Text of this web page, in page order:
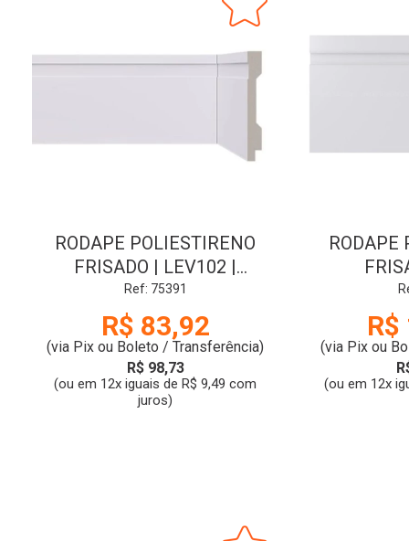
RODAPE POLIESTIRENO
FRISADO | LEV102 |
2.40mx10cm | BRANCO |
SANTA LUZIA
Ref: 75391
R$ 83,92
(via Pix ou Boleto / Transferência)
R$ 98,73
(ou em 12x iguais de R$ 9,49 com
juros)
RODAPE
(via Pix ou
(ou em 12x